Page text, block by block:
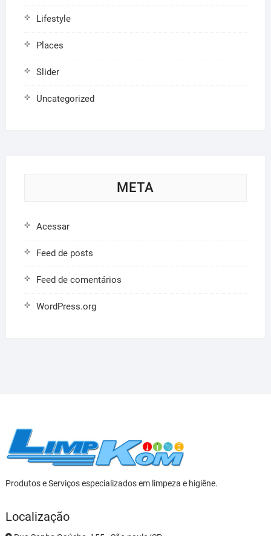
Lifestyle
Places
Slider
Uncategorized
META
Acessar
Feed de posts
Feed de comentários
WordPress.org
Produtos e Serviços especializados em limpeza e higiêne.
Localização